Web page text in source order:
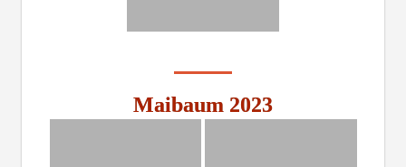
Maibaum 2023